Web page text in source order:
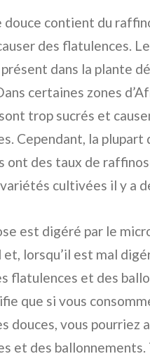
douce contient du
des flatulences.
dans la plante
certaines zones
trop sucrés et
Cependant, la plupart
ont des taux de
cultivées il y a
est digéré par le
lorsqu’il est mal
flatulences et des
que si vous
douces, vous pourriez
et des